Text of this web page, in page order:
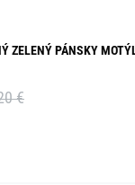
ZELENÝ PÁNSKY
€